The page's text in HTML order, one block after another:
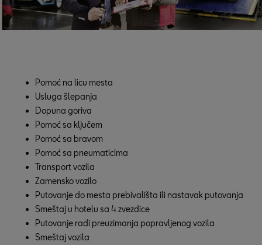
Pomoć na licu mesta
Usluga šlepanja
Dopuna goriva
Pomoć sa ključem
Pomoć sa bravom
Pomoć sa pneumaticima
Transport vozila
Zamensko vozilo
Putovanje do mesta prebivališta ili nastavak putovanja
Smeštaj u hotelu sa 4 zvezdice
Putovanje radi preuzimanja popravljenog vozila
Smeštaj vozila